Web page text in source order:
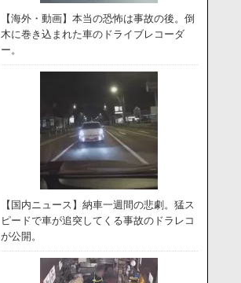
【海外・動画】本当の恐怖は事故の後。倒
木に巻き込まれた車のドライブレコーダ
ー。
【国内ニュース】納車一週間の悲劇。猛ス
ピードで車が追突してくる事故のドラレコ
が公開。